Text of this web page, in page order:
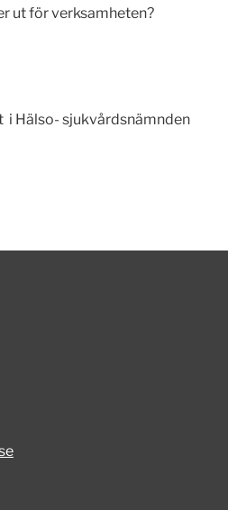
ut för verksamheten?
i Hälso- sjukvårdsnämnden